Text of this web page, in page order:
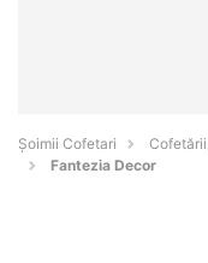
Șoimii Cofetari
Fantezia Decor